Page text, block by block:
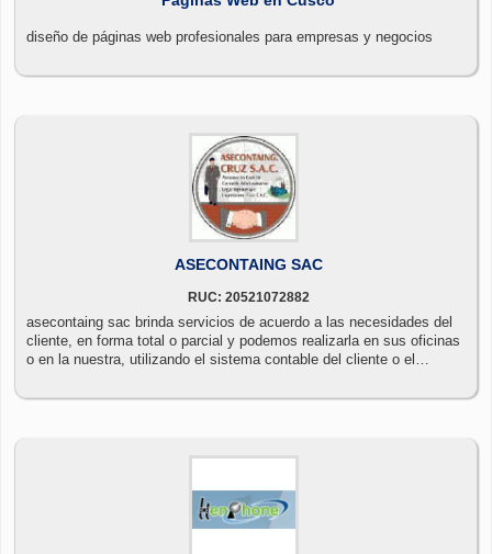
diseño de páginas web profesionales para empresas y negocios
ASECONTAING SAC
RUC: 20521072882
asecontaing sac brinda servicios de acuerdo a las necesidades del
cliente, en forma total o parcial y podemos realizarla en sus oficinas
o en la nuestra, utilizando el sistema contable del cliente o el
controlar sus riesgos y mejorar su desempeño, cuenta con